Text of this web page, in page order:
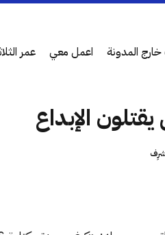
المدونة اعمل معي عمر
يقتلون الإبداع